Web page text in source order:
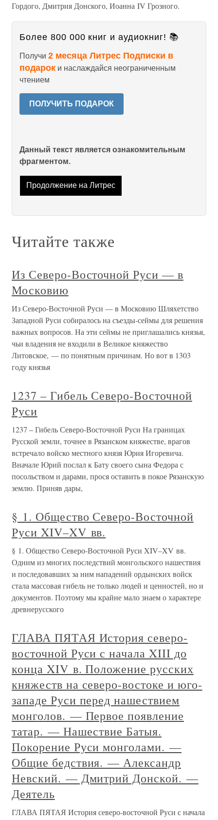
Гордого, Дмитрия Донского, Иоанна IV Грозного.
Более 800 000 книг и аудиокниг! 📚
Получи 2 месяца Литрес Подписки в
подарок и наслаждайся неограниченным
чтением
ПОЛУЧИТЬ ПОДАРОК
Данный текст является ознакомительным
фрагментом.
Продолжение на Литрес
Читайте также
Из Северо-Восточной Руси — в
Московию
Из Северо-Восточной Руси — в Московию Шляхетство
Западной Руси собиралось на съезды-сеймы для решения
важных вопросов. На эти сеймы не приглашались князья,
чьи владения не входили в Великое княжество
Литовское, — по понятным причинам. Но вот в 1303
году князья
1237 – Гибель Северо-Восточной
Руси
1237 – Гибель Северо-Восточной Руси На границах
Русской земли, точнее в Рязанском княжестве, врагов
встречало войско местного князя Юрия Игоревича.
Вначале Юрий послал к Бату своего сына Федора с
посольством и дарами, прося оставить в покое Рязанскую
землю. Приняв дары,
§ 1. Общество Северо-Восточной
Руси XIV–XV вв.
§ 1. Общество Северо-Восточной Руси XIV–XV вв.
Одним из многих последствий монгольского нашествия
и последовавших за ним нападений ордынских войск
стала массовая гибель не только людей и ценностей, но и
документов. Поэтому мы крайне мало знаем о характере
древнерусского
ГЛАВА ПЯТАЯ История северо-
восточной Руси с начала XIII до
конца XIV в. Положение русских
княжеств на северо-востоке и юго-
западе Руси перед нашествием
монголов. — Первое появление
татар. — Нашествие Батыя.
Покорение Руси монголами. —
Общие бедствия. — Александр
Невский. — Дмитрий Донской. —
Деятель
ГЛАВА ПЯТАЯ История северо-восточной Руси с начала